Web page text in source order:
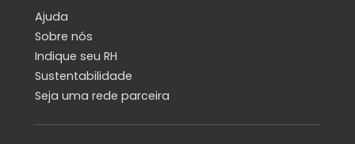
Ajuda
Sobre nós
Indique seu RH
Sustentabilidade
Seja uma rede parceira